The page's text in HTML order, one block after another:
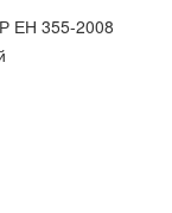
ЕН 355-2008